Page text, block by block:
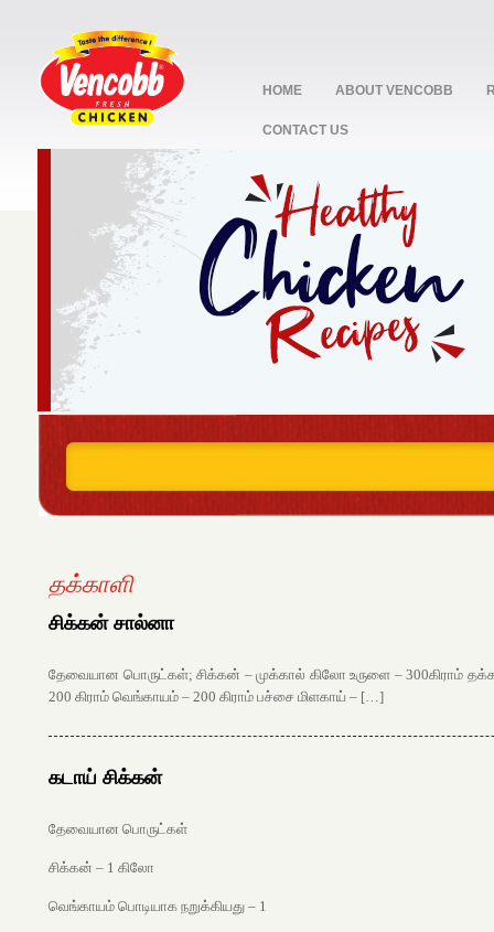
HOME ABOUT VENCOBB
CONTACT US
2
தக்காளி
சிக்கன் சால்னா
தேவையான பொருட்கள்; சிக்கன் – முக்கால் கிலோ உருளை – 300கிராம்
200 கிராம் வெங்காயம் – 200 கிராம் பச்சை மிளகாய் – […]
கடாய் சிக்கன்
தேவையான பொருட்கள்
சிக்கன் – 1 கிலோ
வெங்காயம் பொடியாக நறுக்கியது – 1